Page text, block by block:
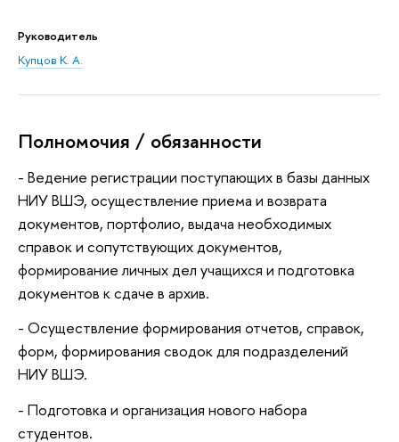
Руководитель
Купцов К. А.
Полномочия / обязанности
- Ведение регистрации поступающих в базы данных
НИУ ВШЭ, осуществление приема и возврата
документов, портфолио, выдача необходимых
справок и сопутствующих документов,
формирование личных дел учащихся и подготовка
документов к сдаче в архив.
- Осуществление формирования отчетов, справок,
форм, формирования сводок для подразделений
НИУ ВШЭ.
- Подготовка и организация нового набора
студентов.